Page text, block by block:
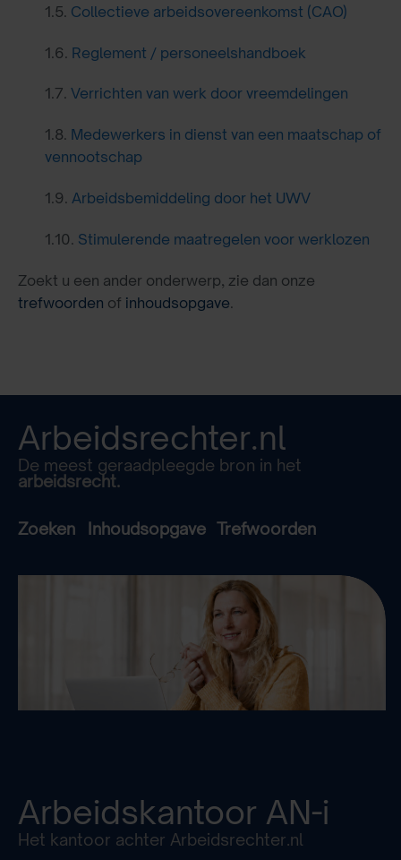
1.5. Collectieve arbeidsovereenkomst (CAO)
1.6. Reglement / personeelshandboek
1.7. Verrichten van werk door vreemdelingen
1.8. Medewerkers in dienst van een maatschap of
vennootschap
1.9. Arbeidsbemiddeling door het UWV
1.10. Stimulerende maatregelen voor werklozen
Zoekt u een ander onderwerp, zie dan onze
trefwoorden of inhoudsopgave.
Arbeidsrechter.nl
De meest geraadpleegde bron in het
arbeidsrecht.
Zoeken Inhoudsopgave Trefwoorden
Arbeidskantoor AN-i
Het kantoor achter Arbeidsrechter.nl